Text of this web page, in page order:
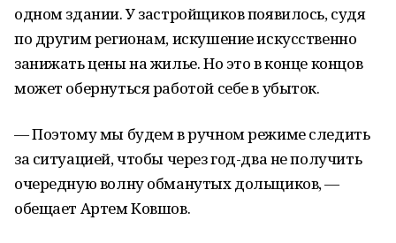
одном здании. У застройщиков появилось, судя
по другим регионам, искушение искусственно
занижать цены на жилье. Но это в конце концов
может обернуться работой себе в убыток.
— Поэтому мы будем в ручном режиме следить
за ситуацией, чтобы через год-два не получить
очередную волну обманутых дольщиков, —
обещает Артем Ковшов.